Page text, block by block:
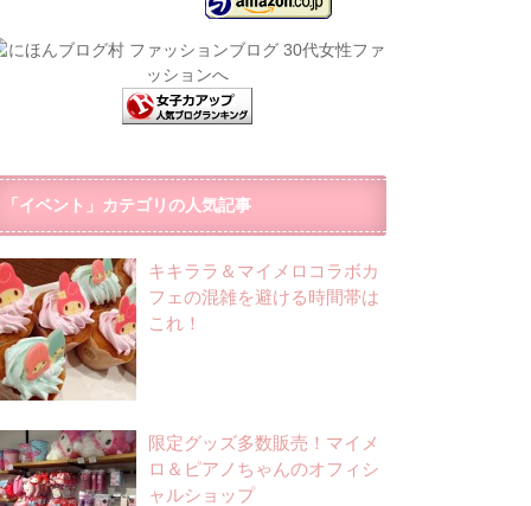
「イベント」カテゴリの人気記事
キキララ＆マイメロコラボカ
フェの混雑を避ける時間帯は
これ！
限定グッズ多数販売！マイメ
ロ＆ピアノちゃんのオフィシ
ャルショップ